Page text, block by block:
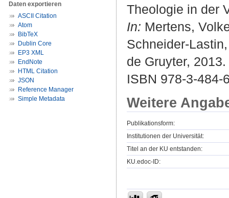
Daten exportieren
ASCII Citation
Atom
BibTeX
Dublin Core
EP3 XML
EndNote
HTML Citation
JSON
Reference Manager
Simple Metadata
Theologie in der
In: Mertens,
Schneider-
de Gruyter,
ISBN 978-3-484-
Weitere
Publikationsform:
Institutionen der Universität:
Titel an der KU entstanden:
KU.edoc-ID: